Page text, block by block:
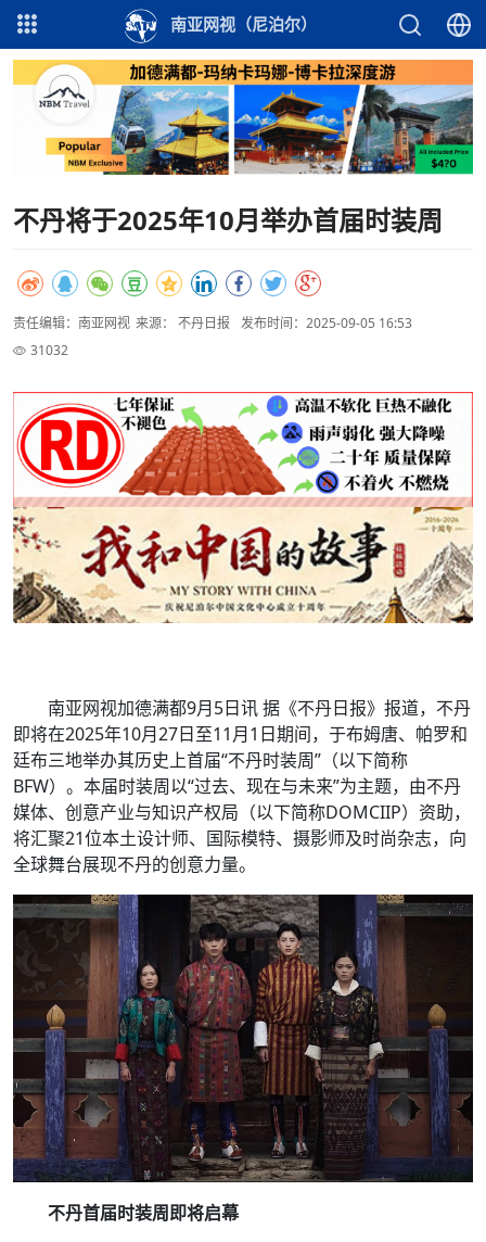
南亚网视（尼泊尔）
不丹将于2025年10月举办首届时装周
责任编辑：南亚网视 来源： 不丹日报
发布时间：2025-09-05 16:53
31032
南亚网视加德满都9月5日讯 据《不丹日报》报道，不丹
即将在2025年10月27日至11月1日期间，于布姆唐、帕罗和
廷布三地举办其历史上首届“不丹时装周”（以下简称
BFW）。本届时装周以“过去、现在与未来”为主题，由不丹
媒体、创意产业与知识产权局（以下简称DOMCIIP）资助，
将汇聚21位本土设计师、国际模特、摄影师及时尚杂志，向
全球舞台展现不丹的创意力量。
不丹首届时装周即将启幕